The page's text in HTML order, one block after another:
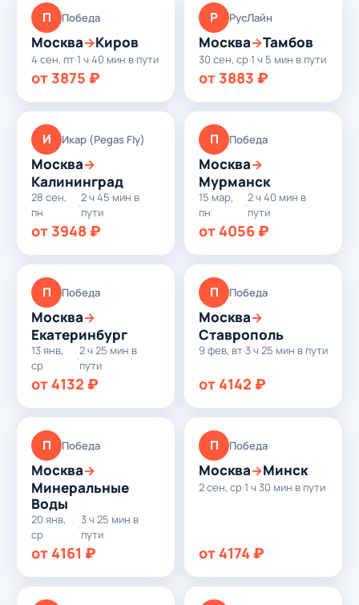
П Победа
Москва→Киров
4 сен, пт·1 ч 40 мин в пути
от 3875 ₽
Р РусЛайн
Москва→Тамбов
30 сен, ср·1 ч 5 мин в пути
от 3883 ₽
И Икар (Pegas Fly)
Москва→
Калининград
28 сен,
пн
·
2 ч 45 мин в
пути
от 3948 ₽
П Победа
Москва→
Мурманск
15 мар,
пн
·
2 ч 40 мин в
пути
от 4056 ₽
П Победа
Москва→
Екатеринбург
13 янв,
ср
·
2 ч 25 мин в
пути
от 4132 ₽
П Победа
Москва→
Ставрополь
9 фев, вт·3 ч 25 мин в пути
от 4142 ₽
П Победа
Москва→
Минеральные
Воды
20 янв,
ср
·
3 ч 25 мин в
пути
от 4161 ₽
П Победа
Москва→Минск
2 сен, ср·1 ч 30 мин в пути
от 4174 ₽